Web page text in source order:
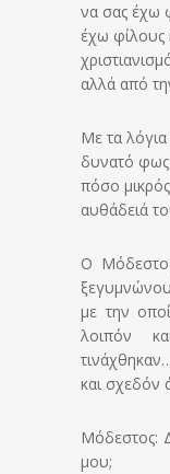
να σας έχω
έχω φίλους
αλλά από
Με τα
δυνατό φως
πόσο μικρός
αυθάδειά
Ο
με την
λοιπόν
και σχεδόν
Μόδεστος:
μου;